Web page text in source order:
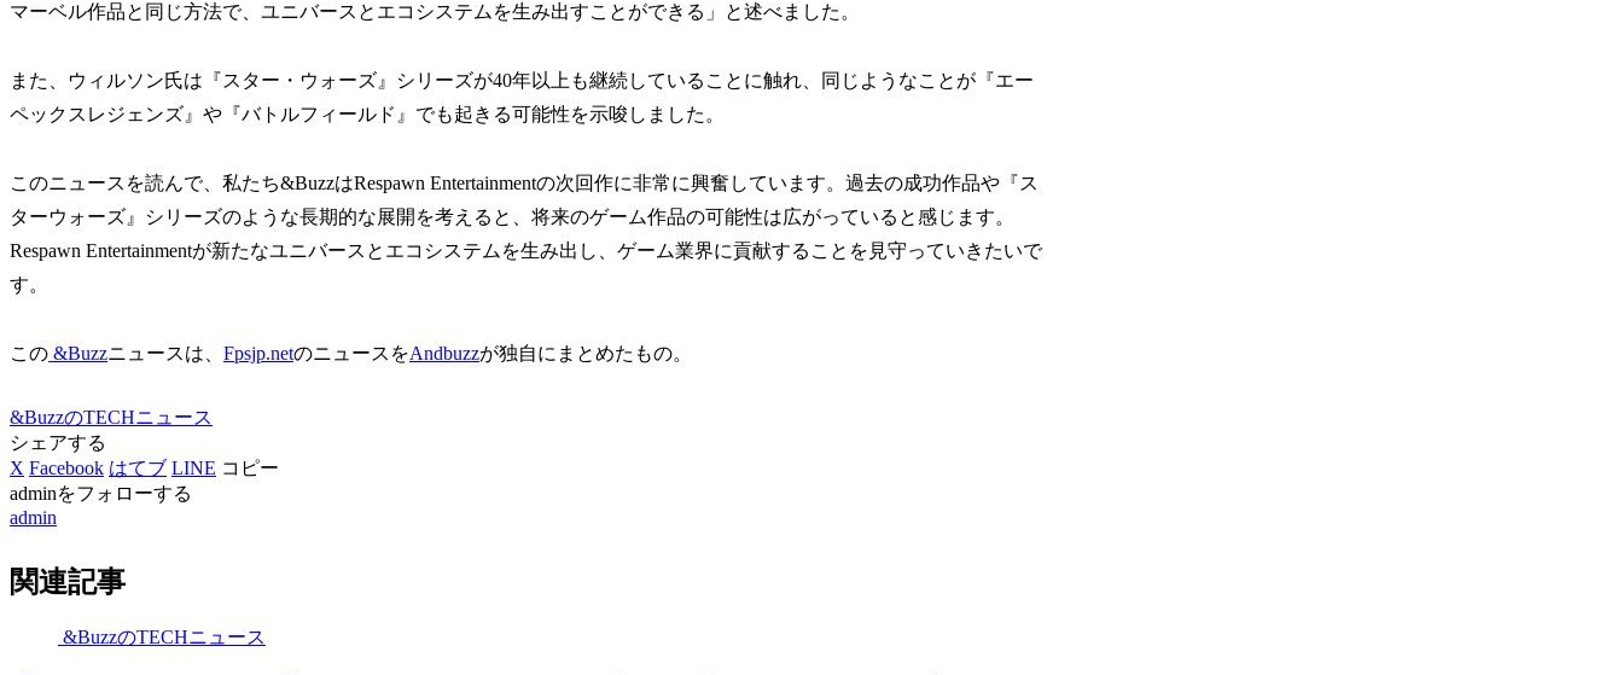
マーベル作品と同じ方法で、ユニバースとエコシステムを生み出すことができる」と述べました。
また、ウィルソン氏は『スター・ウォーズ』シリーズが40年以上も継続していることに触れ、同じようなことが『エー
ペックスレジェンズ』や『バトルフィールド』でも起きる可能性を示唆しました。
このニュースを読んで、私たち&BuzzはRespawn Entertainmentの次回作に非常に興奮しています。過去の成功作品や『ス
ターウォーズ』シリーズのような長期的な展開を考えると、将来のゲーム作品の可能性は広がっていると感じます。
Respawn Entertainmentが新たなユニバースとエコシステムを生み出し、ゲーム業界に貢献することを見守っていきたいで
す。
この &Buzzニュースは、 Fpsjp.netのニュースをAndbuzzが独自にまとめたもの。
&BuzzのTECHニュース
シェアする
X Facebook はてブ LINE コピー
adminをフォローする
admin
関連記事
&BuzzのTECHニュース